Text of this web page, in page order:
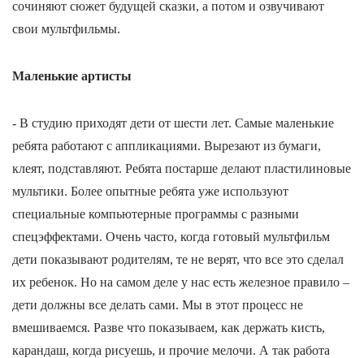
сочиняют сюжет будущей сказки, а потом и озвучивают
свои мультфильмы.
Маленькие артисты
- В студию приходят дети от шести лет. Самые маленькие
ребята работают с аппликациями. Вырезают из бумаги,
клеят, подставляют. Ребята постарше делают пластилиновые
мультики. Более опытные ребята уже используют
специальные компьютерные программы с разными
спецэффектами. Очень часто, когда готовый мультфильм
дети показывают родителям, те не верят, что все это сделал
их ребенок. Но на самом деле у нас есть железное правило –
дети должны все делать сами. Мы в этот процесс не
вмешиваемся. Разве что показываем, как держать кисть,
карандаш, когда рисуешь, и прочие мелочи. А так работа